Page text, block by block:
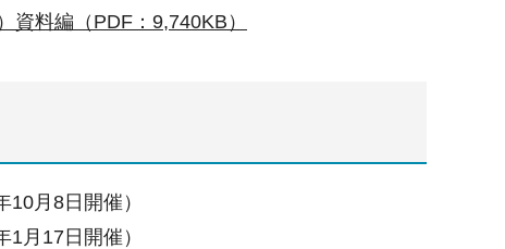
料編（PDF：9,740KB）
10月8日開催）
1月17日開催）